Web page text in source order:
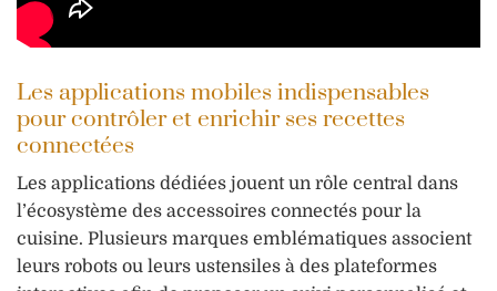
Les applications mobiles indispensables
pour contrôler et enrichir ses recettes
connectées
Les applications dédiées jouent un rôle central dans
l’écosystème des accessoires connectés pour la
cuisine. Plusieurs marques emblématiques associent
leurs robots ou leurs ustensiles à des plateformes